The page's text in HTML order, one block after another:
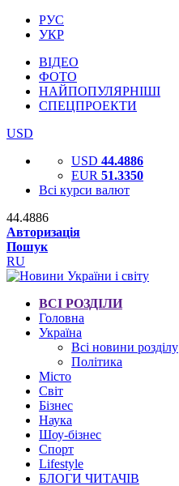
РУС
УКР
ВІДЕО
ФОТО
НАЙПОПУЛЯРНІШІ
СПЕЦПРОЕКТИ
USD
USD 44.4886
EUR 51.3350
Всі курси валют
44.4886
Авторизація
Пошук
RU
ВСІ РОЗДІЛИ
Головна
Україна
Всі новини розділу
Політика
Місто
Світ
Бізнес
Наука
Шоу-бізнес
Спорт
Lifestyle
БЛОГИ ЧИТАЧІВ